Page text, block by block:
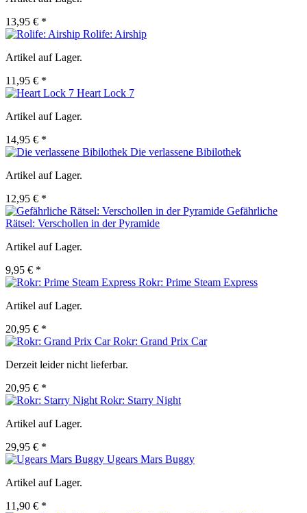
13,95 € *
Rolife: Airship
Artikel auf Lager.
11,95 € *
Heart Lock 7
Artikel auf Lager.
14,95 € *
Die verlassene Bibilothek
Artikel auf Lager.
12,95 € *
Gefährliche
Rätsel: Verschollen in der Pyramide
Artikel auf Lager.
9,95 € *
Rokr: Prime Steam Express
Artikel auf Lager.
20,95 € *
Rokr: Grand Prix Car
Derzeit leider nicht lieferbar.
20,95 € *
Rokr: Starry Night
Artikel auf Lager.
29,95 € *
Ugears Mars Buggy
Artikel auf Lager.
11,90 € *